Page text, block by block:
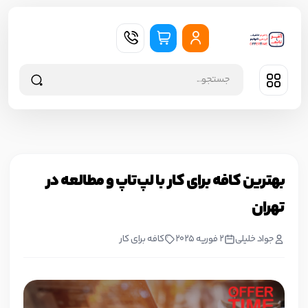
بهترین کافه برای کار با لپ‌تاپ و مطالعه در
تهران
جواد خليلي 2 فوریه 2025 کافه برای کار